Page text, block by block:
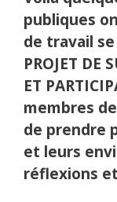
publiques
de travail
PROJET DE
ET
membres
de prendre
et leurs
réflexions